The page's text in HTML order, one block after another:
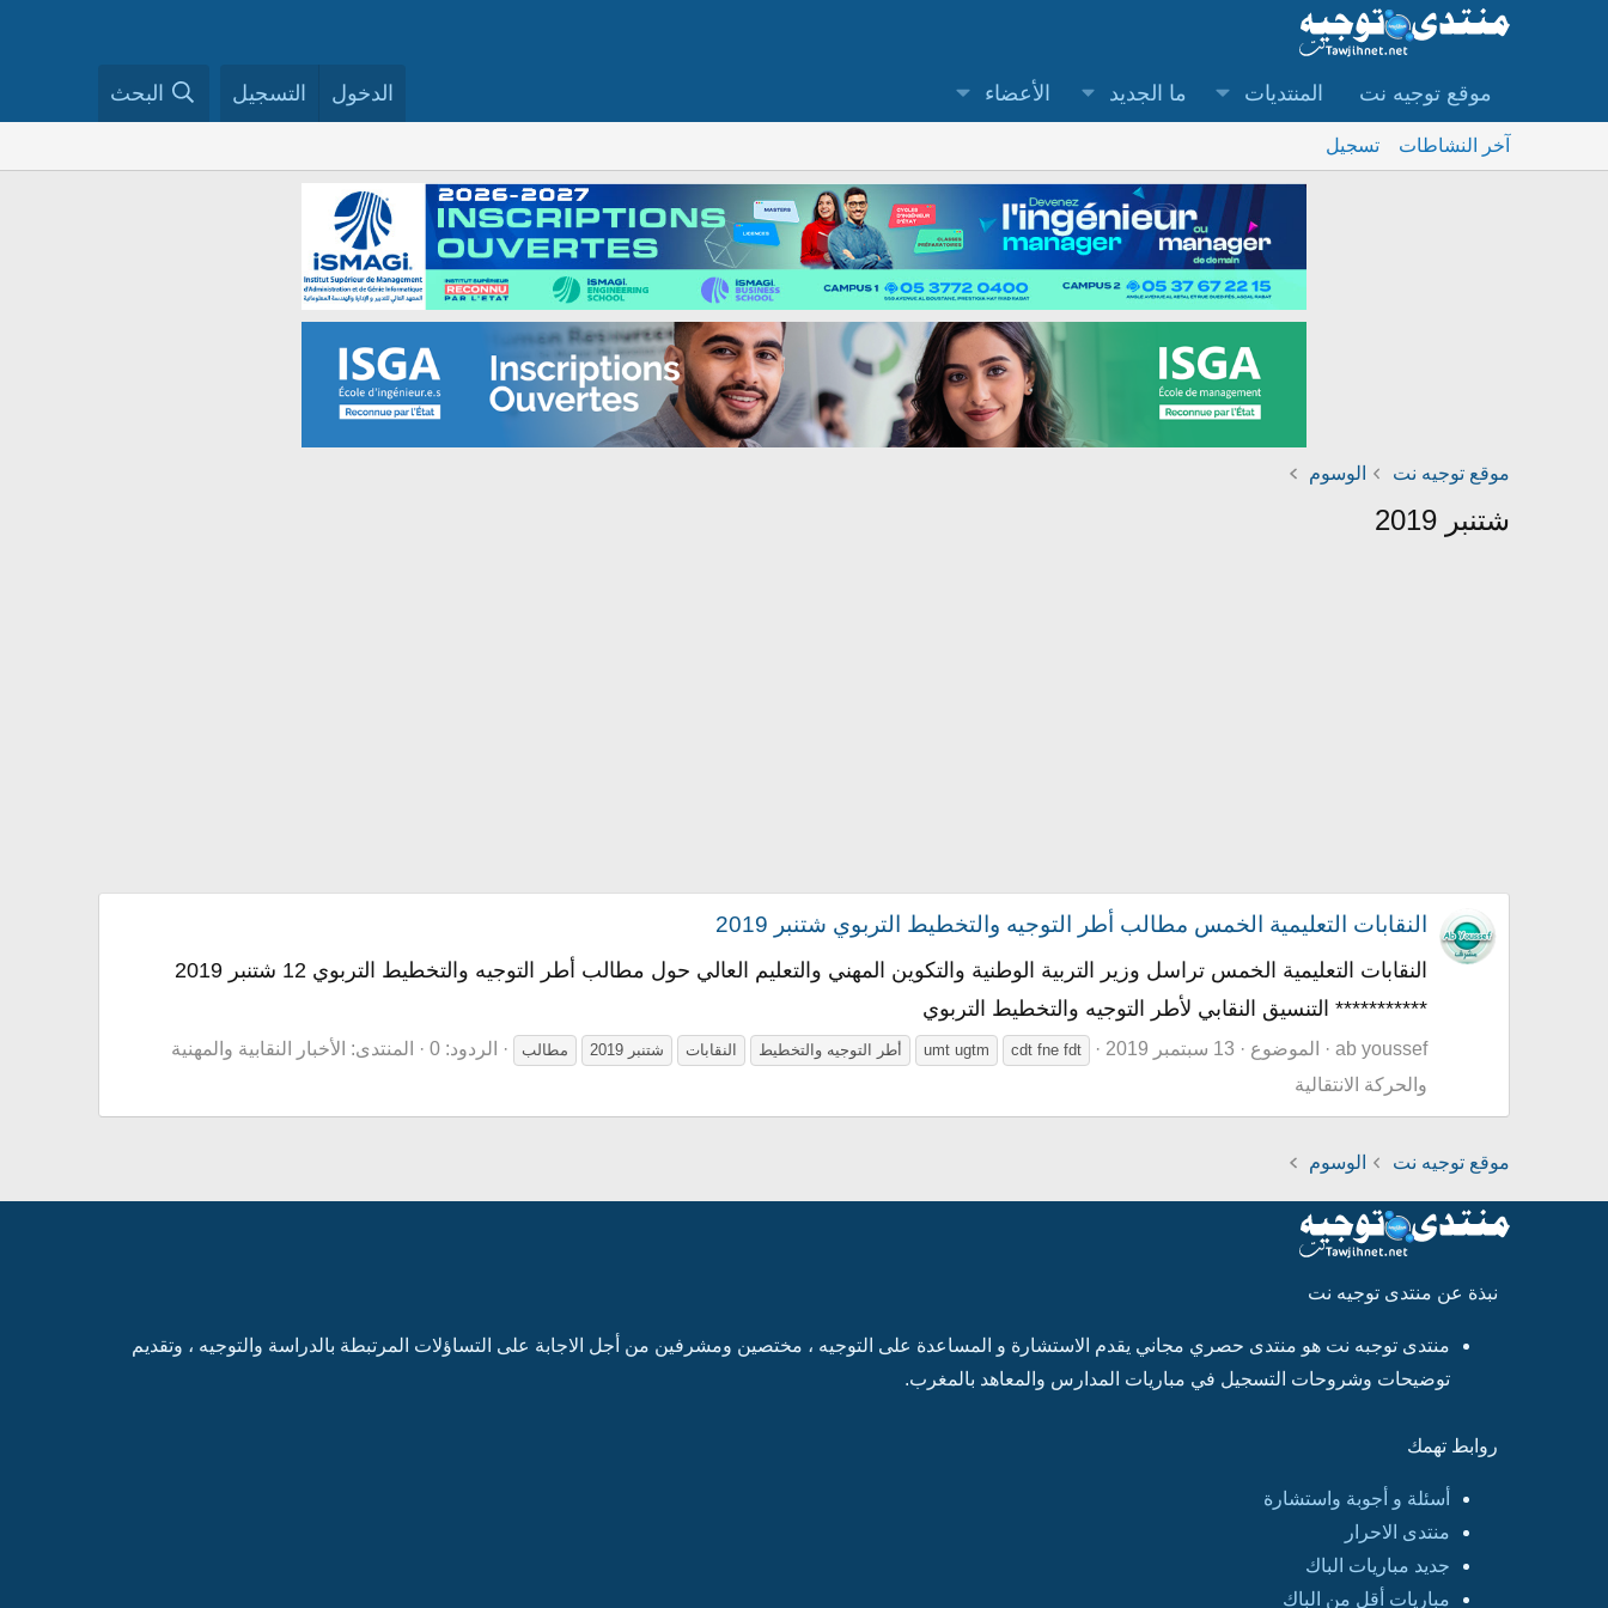
موقع توجيه نت المنتديات ما الجديد الأعضاء الدخول التسجيل البحث
آخر النشاطات تسجيل
موقع توجيه نت الوسوم
شتنبر 2019
النقابات التعليمية الخمس مطالب أطر التوجيه والتخطيط التربوي شتنبر 2019
النقابات التعليمية الخمس تراسل وزير التربية الوطنية والتكوين المهني والتعليم العالي حول مطالب أطر التوجيه والتخطيط التربوي 12 شتنبر 2019
*********** التنسيق النقابي لأطر التوجيه والتخطيط التربوي
ab youssef الموضوع 13 سبتمبر 2019 cdt fne fdt
umt ugtm أطر التوجيه والتخطيط النقابات شتنبر 2019 مطالب الردود: 0 المنتدى: الأخبار النقابية والمهنية
والحركة الانتقالية
موقع توجيه نت الوسوم
نبذة عن منتدى توجيه نت
منتدى توجبه نت هو منتدى حصري مجاني يقدم الاستشارة و المساعدة على التوجيه ، مختصين ومشرفين من أجل الاجابة على التساؤلات المرتبطة بالدراسة والتوجيه ، وتقديم
توضيحات وشروحات التسجيل في مباريات المدارس والمعاهد بالمغرب.
روابط تهمك
أسئلة و أجوبة واستشارة
منتدى الاحرار
جديد مباريات الباك
مباريات أقل من الباك